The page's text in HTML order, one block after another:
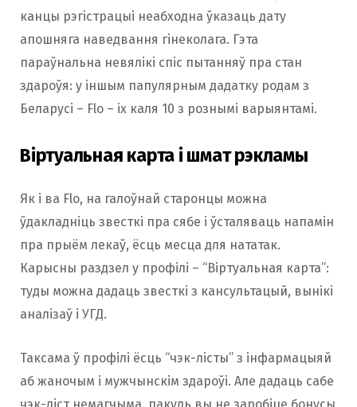
канцы рэгістрацыі неабходна ўказаць дату
апошняга наведвання гінеколага. Гэта
параўнальна невялікі спіс пытанняў пра стан
здароўя: у іншым папулярным дадатку родам з
Беларусі – Flo – іх каля 10 з рознымі варыянтамі.
Віртуальная карта і шмат рэкламы
Як і ва Flo, на галоўнай старонцы можна
ўдакладніць звесткі пра сябе і ўсталяваць напамін
пра прыём лекаў, ёсць месца для нататак.
Карысны раздзел у профілі – “Віртуальная карта”:
туды можна дадаць звесткі з кансультацый, вынікі
аналізаў і УГД.
Таксама ў профілі ёсць “чэк-лісты” з інфармацыяй
аб жаночым і мужчынскім здароўі. Але дадаць сабе